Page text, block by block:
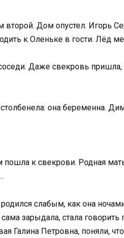
Дом опустел. Игорь
к Оленьке в гости. Лёд
Даже свекровь пришла,
она беременна.
к свекрови. Родная
слабым, как она
зарыдала, стала говорить
Галина Петровна, поняли,